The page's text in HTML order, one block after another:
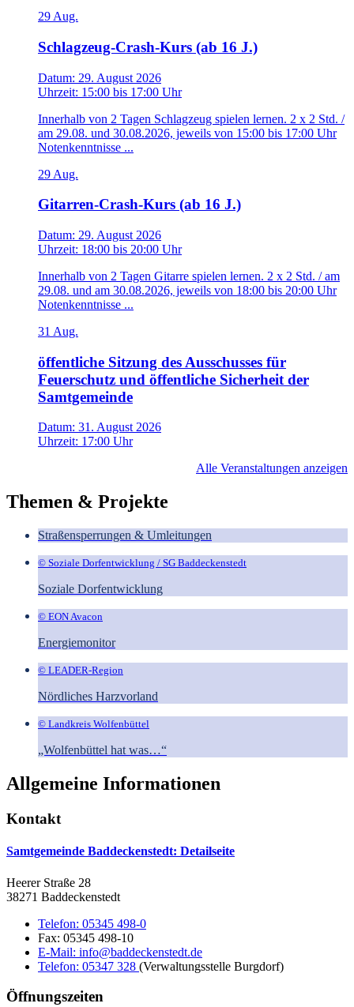
29 Aug.
Schlagzeug-Crash-Kurs (ab 16 J.)
Datum: 29. August 2026
Uhrzeit: 15:00 bis 17:00 Uhr
Innerhalb von 2 Tagen Schlagzeug spielen lernen. 2 x 2 Std. /
am 29.08. und 30.08.2026, jeweils von 15:00 bis 17:00 Uhr
Notenkenntnisse ...
29 Aug.
Gitarren-Crash-Kurs (ab 16 J.)
Datum: 29. August 2026
Uhrzeit: 18:00 bis 20:00 Uhr
Innerhalb von 2 Tagen Gitarre spielen lernen. 2 x 2 Std. / am
29.08. und am 30.08.2026, jeweils von 18:00 bis 20:00 Uhr
Notenkenntnisse ...
31 Aug.
öffentliche Sitzung des Ausschusses für
Feuerschutz und öffentliche Sicherheit der
Samtgemeinde
Datum: 31. August 2026
Uhrzeit: 17:00 Uhr
Alle Veranstaltungen anzeigen
Themen & Projekte
Straßensperrungen & Umleitungen
© Soziale Dorfentwicklung / SG Baddeckenstedt
Soziale Dorfentwicklung
© EON Avacon
Energiemonitor
© LEADER-Region
Nördliches Harzvorland
© Landkreis Wolfenbüttel
„Wolfenbüttel hat was…“
Allgemeine Informationen
Kontakt
Samtgemeinde Baddeckenstedt: Detailseite
Heerer Straße 28
38271 Baddeckenstedt
Telefon: 05345 498-0
Fax: 05345 498-10
E-Mail: info@baddeckenstedt.de
Telefon: 05347 328 (Verwaltungsstelle Burgdorf)
Öffnungszeiten